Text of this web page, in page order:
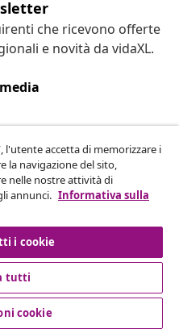
che ricevono offerte
e novità da vidaXL.
per il tuo ordine.
contratto
l'utente accetta di memorizzare i
la navigazione del sito,
nelle nostre attività di
annunci. Informativa sulla
i cookie
tutti
cookie